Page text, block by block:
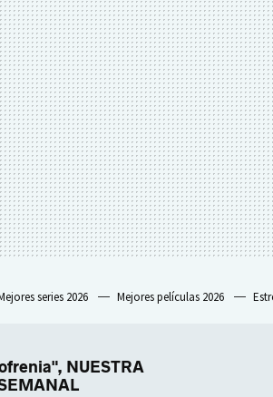
series 2026 Mejores películas 2026
NUESTRA